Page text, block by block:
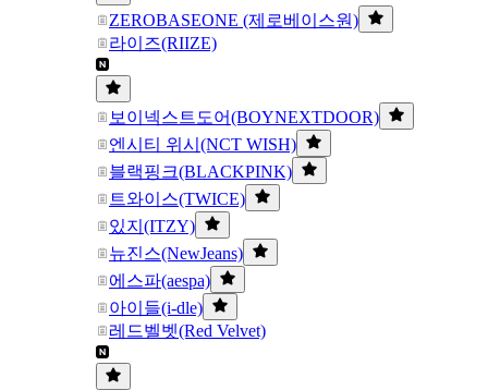
ZEROBASEONE (제로베이스원)
라이즈(RIIZE)
보이넥스트도어(BOYNEXTDOOR)
엔시티 위시(NCT WISH)
블랙핑크(BLACKPINK)
트와이스(TWICE)
있지(ITZY)
뉴진스(NewJeans)
에스파(aespa)
아이들(i-dle)
레드벨벳(Red Velvet)